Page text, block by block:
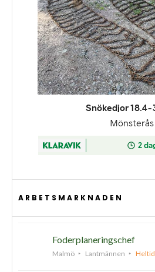
ARBETSMARKNADEN
Foderplaneringschef
Malmö Lantmännen Heltid